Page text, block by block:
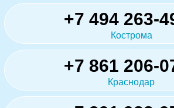
+7 494 263-
Кострома
+7 861 206-
Краснодар